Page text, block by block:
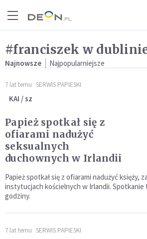
#franciszek w
Najnowsze Najpopularniejsze
7 lat temu SERWIS PAPIESKI
KAI / sz
Papież spotkał się z
ofiarami nadużyć
seksualnych
duchownych w Irlandii
Papież spotkał się z ofiarami nadużyć księży,
instytucjach kościelnych w Irlandii. Spotkanie
godziny.
7 lat temu SERWIS PAPIESKI